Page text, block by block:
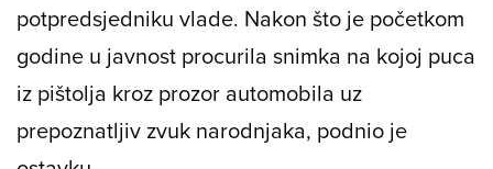
potpredsjedniku vlade. Nakon što je početkom
godine u javnost procurila snimka na kojoj puca
iz pištolja kroz prozor automobila uz
prepoznatljiv zvuk narodnjaka, podnio je